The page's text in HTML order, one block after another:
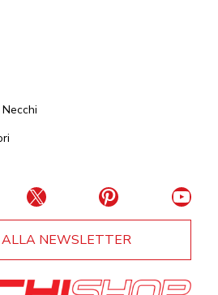
X Pinterest
ALLA NEWSLETTER